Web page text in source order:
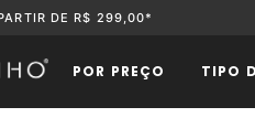
DE R$ 299,00*
POR PREÇO TIPO